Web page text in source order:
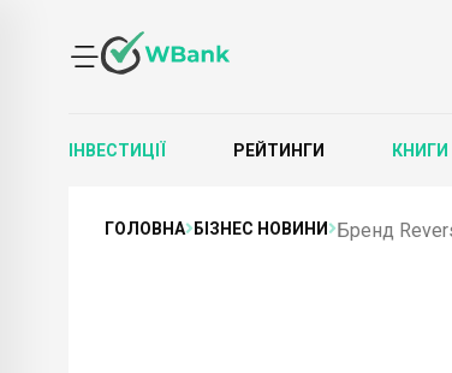
ІНВЕСТИЦІЇ РЕЙТИНГИ КНИГИ
ГОЛОВНА БІЗНЕС НОВИНИ Бренд